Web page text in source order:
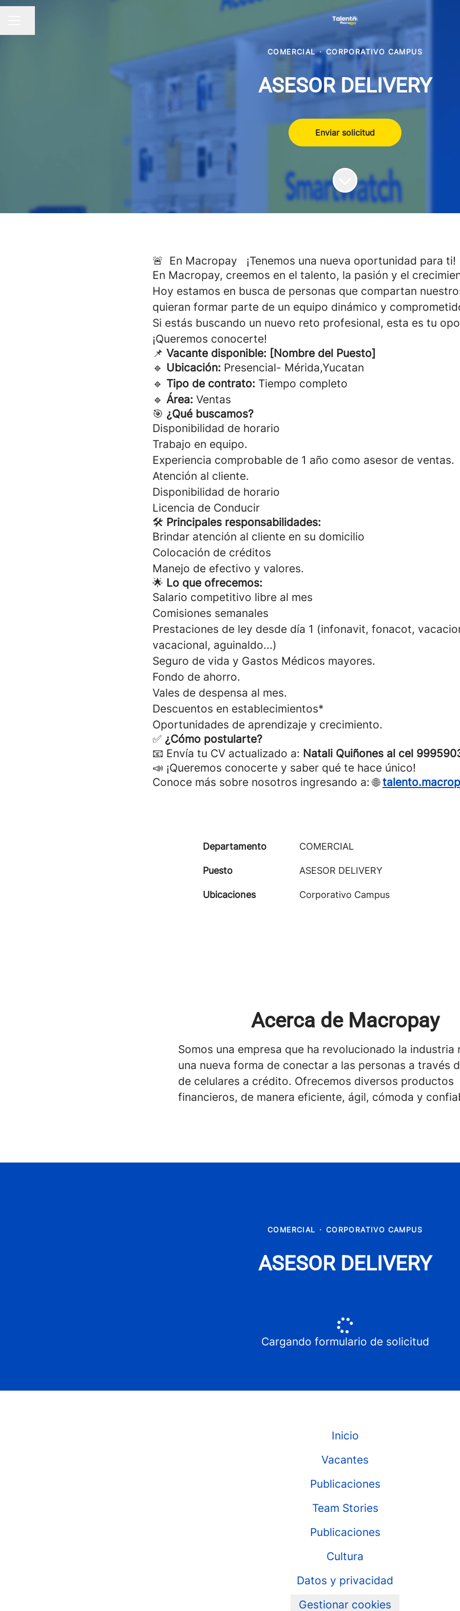
COMERCIAL · CORPORATIVO CAMPUS
ASESOR DELIVERY
Enviar solicitud
🚨 En Macropay ¡Tenemos una nueva oportunidad para ti!
En Macropay, creemos en el talento, la pasión y el
Hoy estamos en busca de personas que compartan
quieran formar parte de un equipo dinámico y
Si estás buscando un nuevo reto profesional, esta es tu
¡Queremos conocerte!
📌 Vacante disponible: [Nombre del Puesto]
🔹 Ubicación: Presencial- Mérida,Yucatan
🔹 Tipo de contrato: Tiempo completo
🔹 Área: Ventas
🎯 ¿Qué buscamos?
Disponibilidad de horario
Trabajo en equipo.
Experiencia comprobable de 1 año como asesor de ventas.
Atención al cliente.
Disponibilidad de horario
Licencia de Conducir
🛠 Principales responsabilidades:
Brindar atención al cliente en su domicilio
Colocación de créditos
Manejo de efectivo y valores.
🌟 Lo que ofrecemos:
Salario competitivo libre al mes
Comisiones semanales
Prestaciones de ley desde día 1 (infonavit, fonacot,
vacacional, aguinaldo...)
Seguro de vida y Gastos Médicos mayores.
Fondo de ahorro.
Vales de despensa al mes.
Descuentos en establecimientos*
Oportunidades de aprendizaje y crecimiento.
✅ ¿Cómo postularte?
📧 Envía tu CV actualizado a: Natali Quiñones al cel
📣 ¡Queremos conocerte y saber qué te hace único!
Conoce más sobre nosotros ingresando a: 🌐
Departamento COMERCIAL
Puesto ASESOR DELIVERY
Ubicaciones Corporativo Campus
Acerca de Macropay
Somos una empresa que ha revolucionado la industria
una nueva forma de conectar a las personas a través
de celulares a crédito. Ofrecemos diversos productos
financieros, de manera eficiente, ágil, cómoda y
COMERCIAL · CORPORATIVO CAMPUS
ASESOR DELIVERY
Cargando formulario de solicitud
Inicio
Vacantes
Publicaciones
Team Stories
Publicaciones
Cultura
Datos y privacidad
Gestionar cookies